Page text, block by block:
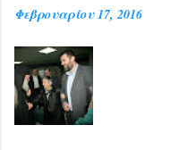
Φεβρουαρίου 17, 2016